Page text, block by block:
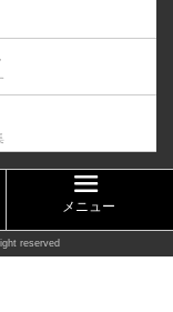
メニュー
reserved